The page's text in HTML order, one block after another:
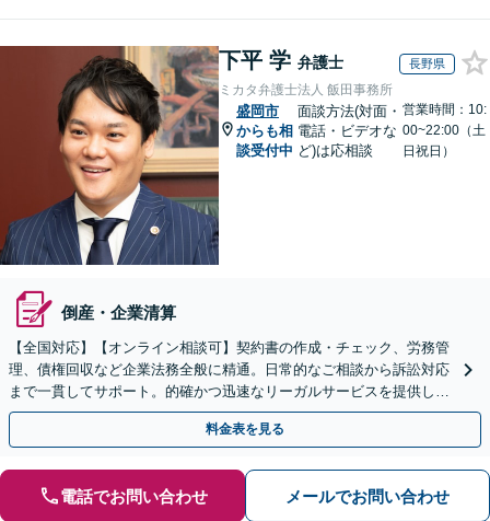
下平 学 弁護士 長野県
ミカタ弁護士法人 飯田事務所
盛岡市
からも相
談受付中
面談方法(対面・
電話・ビデオな
ど)は応相談
営業時間：10:
00~22:00（土
日祝日）
倒産・企業清算
【全国対応】【オンライン相談可】契約書の作成・チェック、労務管
理、債権回収など企業法務全般に精通。日常的なご相談から訴訟対応
まで一貫してサポート。的確かつ迅速なリーガルサービスを提供しま
す。【初回相談無料】【休日・夜間相談可】
料金表を見る
電話でお問い合わせ メールでお問い合わせ